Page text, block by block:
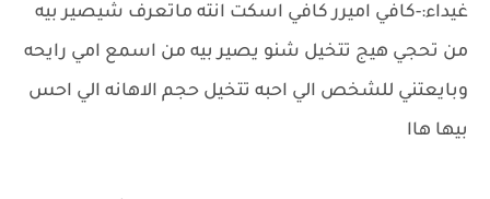
غيداء:-كافي اميرر كافي اسكت انته ماتعرف شيصير بيه
من تحجي هيج تتخيل شنو يصير بيه من اسمع امي رايحه
وبايعتني للشخص الي احبه تتخيل حجم الاهانه الي احس
بيها هاا